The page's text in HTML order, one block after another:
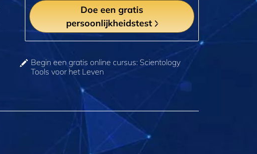
Doe een gratis
persoonlijkheidstest
Begin een gratis online cursus: Scientology
Tools voor het Leven